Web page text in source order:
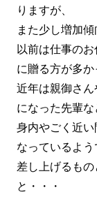
りますが、
また少し増加
以前は仕事の
に贈る方が多か
近年は親御さ
になった先輩な
身内やごく近
なっているよう
差し上げるも
と・・・